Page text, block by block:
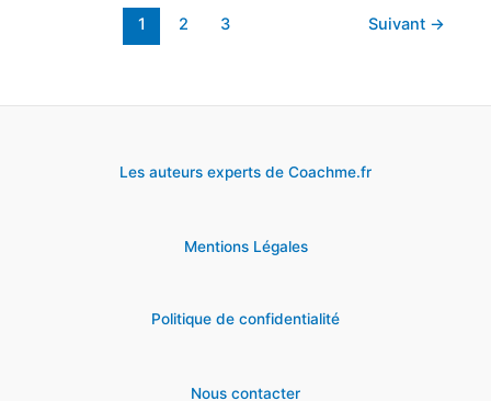
1 2 3 Suivant →
Les auteurs experts de Coachme.fr
Mentions Légales
Politique de confidentialité
Nous contacter